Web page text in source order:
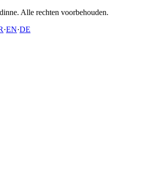
Alle rechten voorbehouden.
·EN·DE